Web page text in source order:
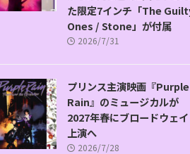
た限定7インチ「The
Ones / Stone」が付属
2026/7/31
プリンス主演映画『Purple
Rain』のミュージカルが
2027年春にブロードウェイ
上演へ
2026/7/28